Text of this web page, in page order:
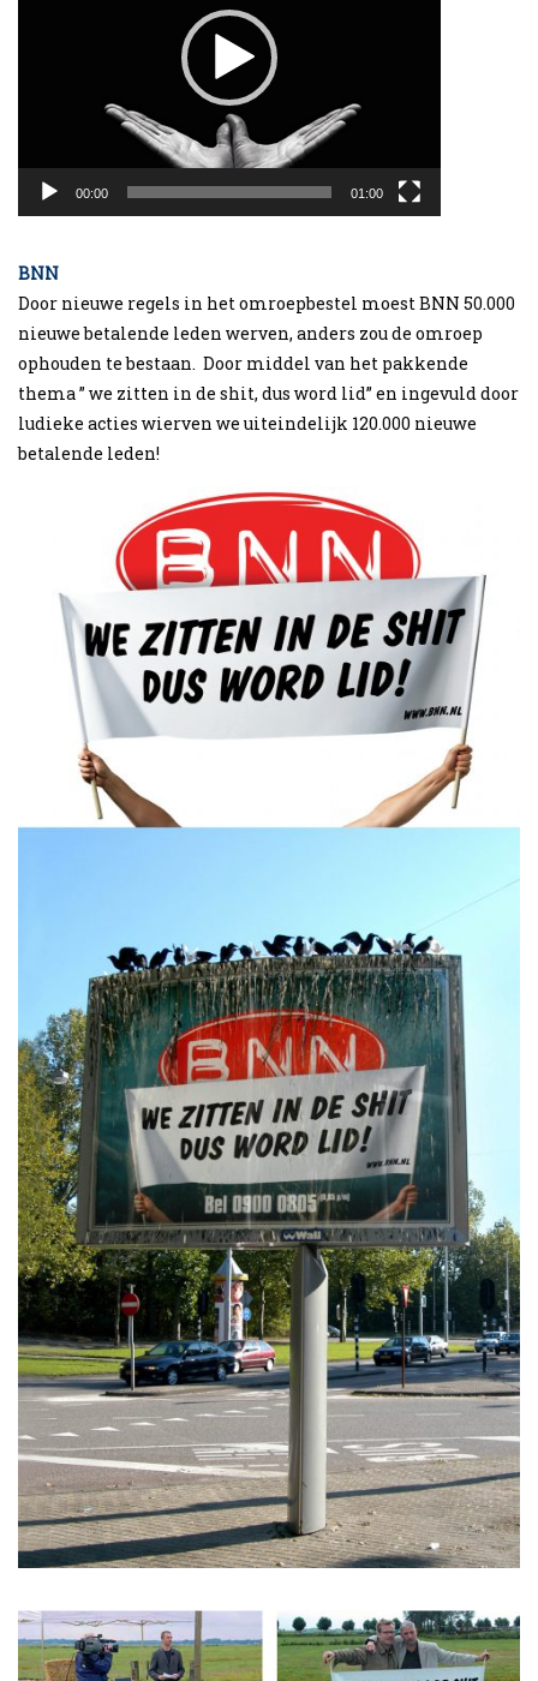
00:00 01:00
BNN
Door nieuwe regels in het omroepbestel moest BNN 50.000
nieuwe betalende leden werven, anders zou de omroep
ophouden te bestaan. Door middel van het pakkende
thema ” we zitten in de shit, dus word lid” en ingevuld door
ludieke acties wierven we uiteindelijk 120.000 nieuwe
betalende leden!